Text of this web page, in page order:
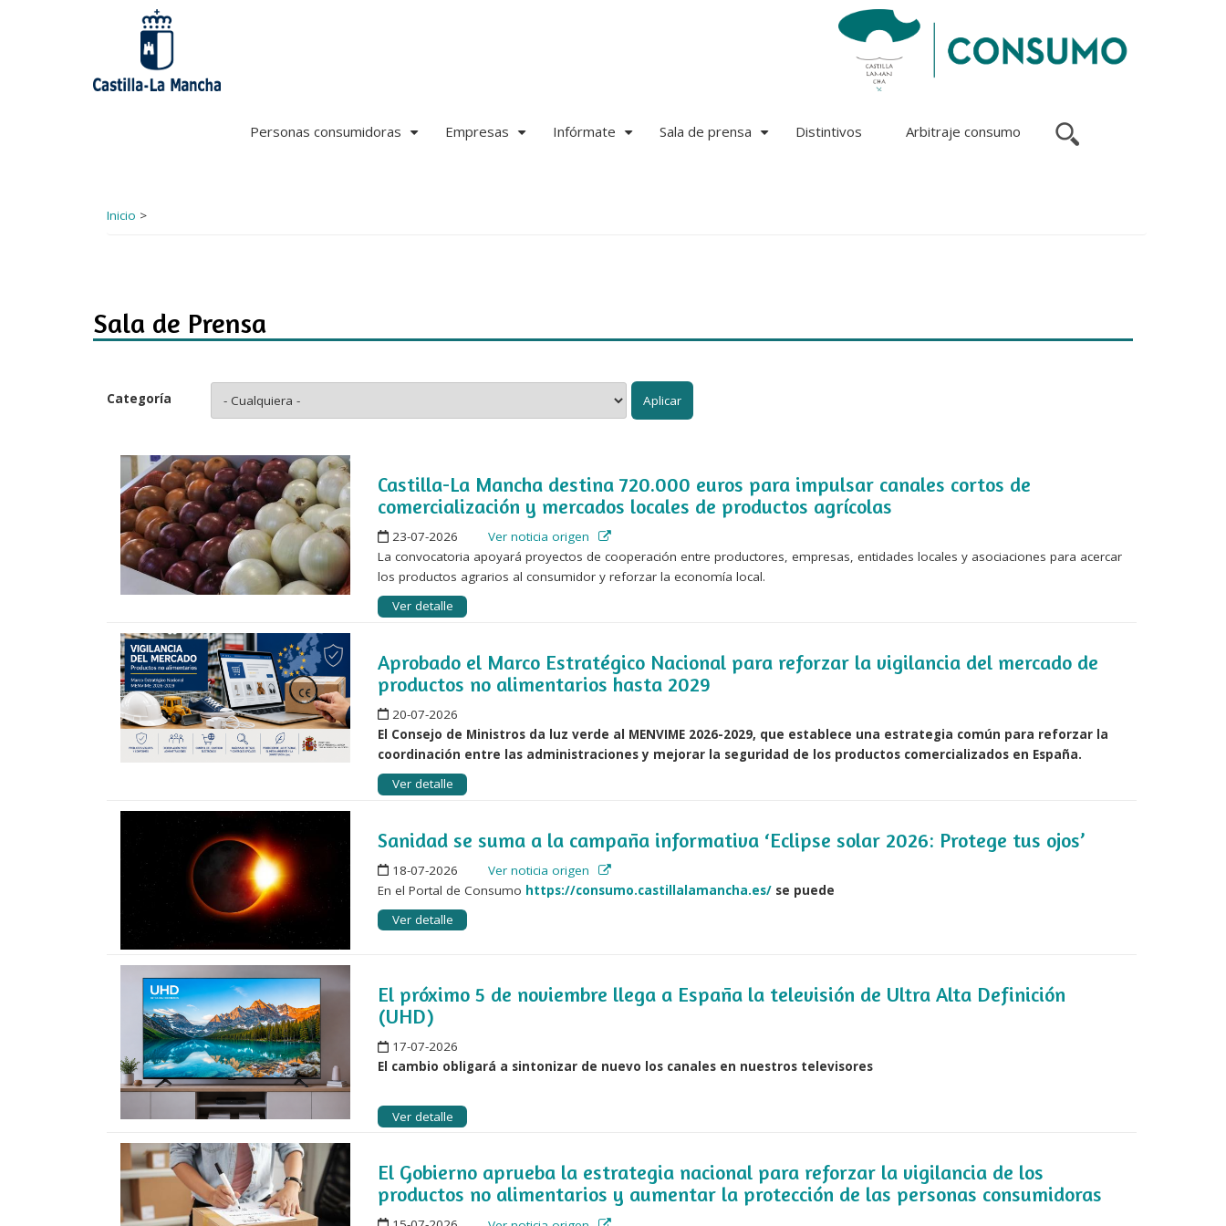
Personas consumidoras Empresas Infórmate Sala de prensa Distintivos Arbitraje consumo
Inicio >
Sala de Prensa
Categoría
Castilla-La Mancha destina 720.000 euros para impulsar canales cortos de
comercialización y mercados locales de productos agrícolas
23-07-2026
Ver noticia origen
La convocatoria apoyará proyectos de cooperación entre productores, empresas, entidades locales y asociaciones para acercar
los productos agrarios al consumidor y reforzar la economía local.
Ver detalle
Aprobado el Marco Estratégico Nacional para reforzar la vigilancia del mercado de
productos no alimentarios hasta 2029
20-07-2026
El Consejo de Ministros da luz verde al MENVIME 2026-2029, que establece una estrategia común para reforzar la
coordinación entre las administraciones y mejorar la seguridad de los productos comercializados en España.
Ver detalle
Sanidad se suma a la campaña informativa ‘Eclipse solar 2026: Protege tus ojos’
18-07-2026
Ver noticia origen
En el Portal de Consumo https://consumo.castillalamancha.es/ se puede
Ver detalle
El próximo 5 de noviembre llega a España la televisión de Ultra Alta Definición
(UHD)
17-07-2026
El cambio obligará a sintonizar de nuevo los canales en nuestros televisores
Ver detalle
El Gobierno aprueba la estrategia nacional para reforzar la vigilancia de los
productos no alimentarios y aumentar la protección de las personas consumidoras